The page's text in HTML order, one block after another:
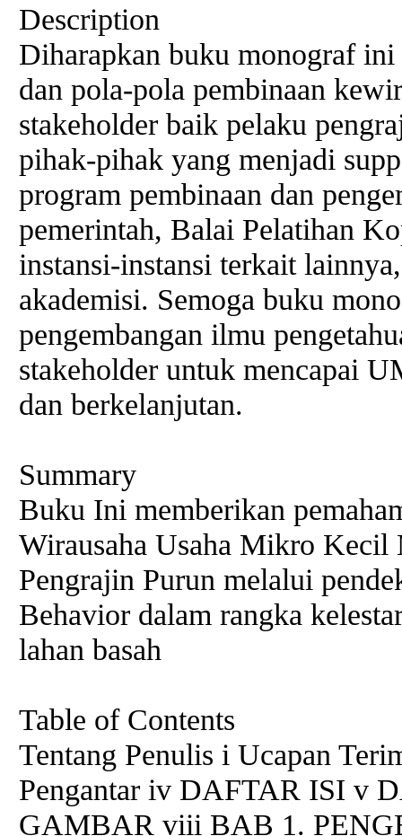
Description
Diharapkan buku monograf
dan pola-pola pembinaan
stakeholder baik pelaku
pihak-pihak yang menjadi
program pembinaan dan
pemerintah, Balai Pelatihan
instansi-instansi terkait
akademisi. Semoga buku
pengembangan ilmu
stakeholder untuk mencapai
dan berkelanjutan.
Summary
Buku Ini memberikan
Wirausaha Usaha Mikro
Pengrajin Purun melalui
Behavior dalam rangka
lahan basah
Table of Contents
Tentang Penulis i Ucapan
Pengantar iv DAFTAR ISI v
GAMBAR viii BAB 1.